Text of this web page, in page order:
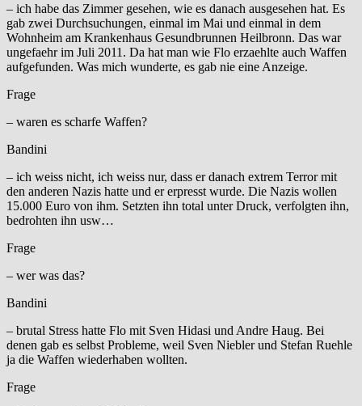
– ich habe das Zimmer gesehen, wie es danach ausgesehen hat. Es
gab zwei Durchsuchungen, einmal im Mai und einmal in dem
Wohnheim am Krankenhaus Gesundbrunnen Heilbronn. Das war
ungefaehr im Juli 2011. Da hat man wie Flo erzaehlte auch Waffen
aufgefunden. Was mich wunderte, es gab nie eine Anzeige.
Frage
– waren es scharfe Waffen?
Bandini
– ich weiss nicht, ich weiss nur, dass er danach extrem Terror mit
den anderen Nazis hatte und er erpresst wurde. Die Nazis wollen
15.000 Euro von ihm. Setzten ihn total unter Druck, verfolgten ihn,
bedrohten ihn usw…
Frage
– wer was das?
Bandini
– brutal Stress hatte Flo mit Sven Hidasi und Andre Haug. Bei
denen gab es selbst Probleme, weil Sven Niebler und Stefan Ruehle
ja die Waffen wiederhaben wollten.
Frage